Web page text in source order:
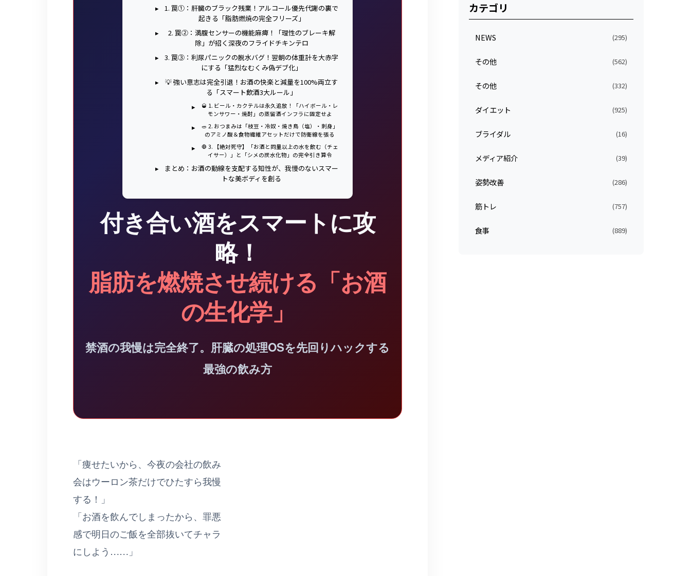
1. 罠①：肝臓のブラック残業！アルコール優先代謝の裏で
起きる「脂肪燃焼の完全フリーズ」
2. 罠②：満腹センサーの機能麻痺！「理性のブレーキ解
除」が招く深夜のフライドチキンテロ
3. 罠③：利尿パニックの脱水バグ！翌朝の体重計を大赤字
にする「猛烈なむくみ偽デブ化」
💡 強い意志は完全引退！お酒の快楽と減量を100%両立す
る「スマート飲酒3大ルール」
🥃 1. ビール・カクテルは永久追放！「ハイボール・レ
モンサワー・焼酎」の蒸留酒インフラに固定せよ
🥗 2. おつまみは「枝豆・冷奴・焼き鳥（塩）・刺身」
のアミノ酸＆食物繊維アセットだけで防衛線を張る
🛑 3. 【絶対死守】「お酒と同量以上の水を飲む（チェ
イサー）」と「シメの炭水化物」の完全引き算令
まとめ：お酒の動線を支配する知性が、我慢のないスマー
トな美ボディを創る
付き合い酒をスマートに攻
略！
脂肪を燃焼させ続ける「お酒
の生化学」
禁酒の我慢は完全終了。肝臓の処理OSを先回りハックする
最強の飲み方
「痩せたいから、今夜の会社の飲み
会はウーロン茶だけでひたすら我慢
する！」
「お酒を飲んでしまったから、罪悪
感で明日のご飯を全部抜いてチャラ
にしよう……」
カテゴリ
NEWS (295)
その他 (562)
その他 (332)
ダイエット (925)
ブライダル (16)
メディア紹介 (39)
姿勢改善 (286)
筋トレ (757)
食事 (889)